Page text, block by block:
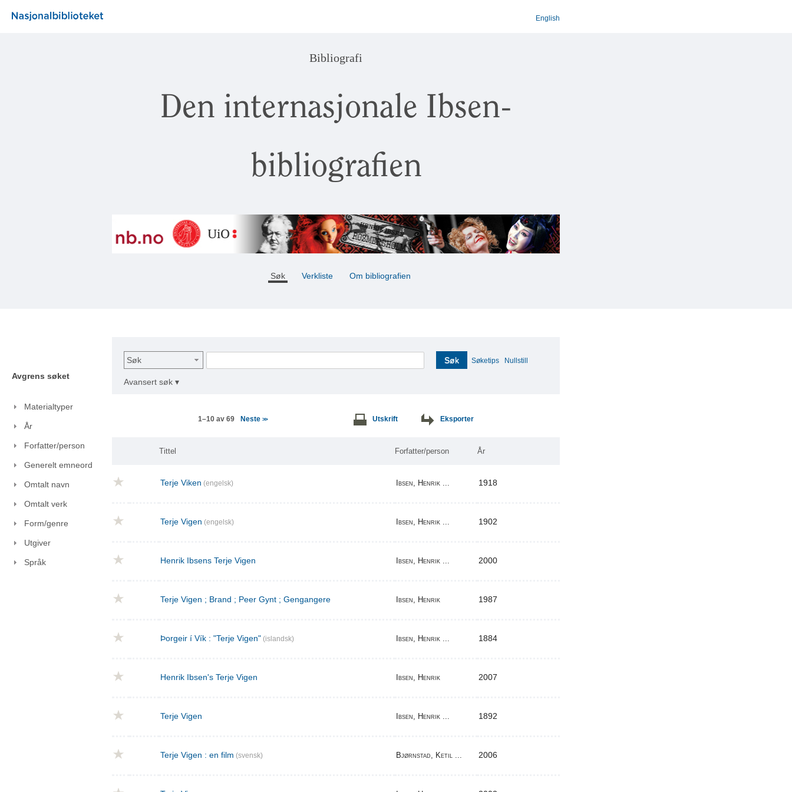
English
Bibliografi
Den internasjonale Ibsen-
bibliografien
Søk Verkliste Om bibliografien
Avgrens søket
Materialtyper
År
Forfatter/person
Generelt emneord
Omtalt navn
Omtalt verk
Form/genre
Utgiver
Språk
Søk Søk Søketips Nullstill
Avansert søk ▾
1–10 av 69 Neste>> Utskrift Eksporter
Tittel Forfatter/person År
Terje Viken (engelsk) Ibsen, Henrik ... 1918
Terje Vigen (engelsk) Ibsen, Henrik ... 1902
Henrik Ibsens Terje Vigen Ibsen, Henrik ... 2000
Terje Vigen ; Brand ; Peer Gynt ; Gengangere Ibsen, Henrik 1987
Þorgeir í Vík : "Terje Vigen" (islandsk) Ibsen, Henrik ... 1884
Henrik Ibsen's Terje Vigen Ibsen, Henrik 2007
Terje Vigen Ibsen, Henrik ... 1892
Terje Vigen : en film (svensk) Bjørnstad, Ketil ... 2006